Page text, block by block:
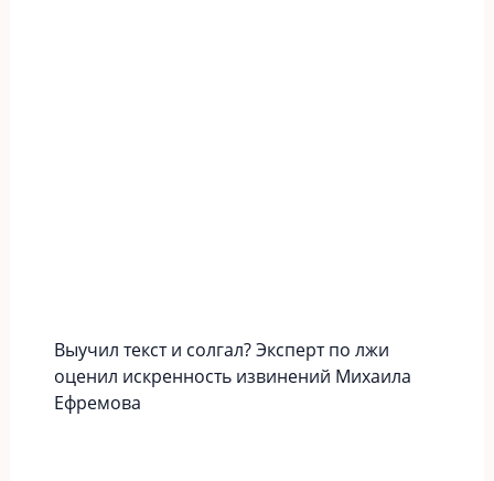
Выучил текст и солгал? Эксперт по лжи
оценил искренность извинений Михаила
Ефремова